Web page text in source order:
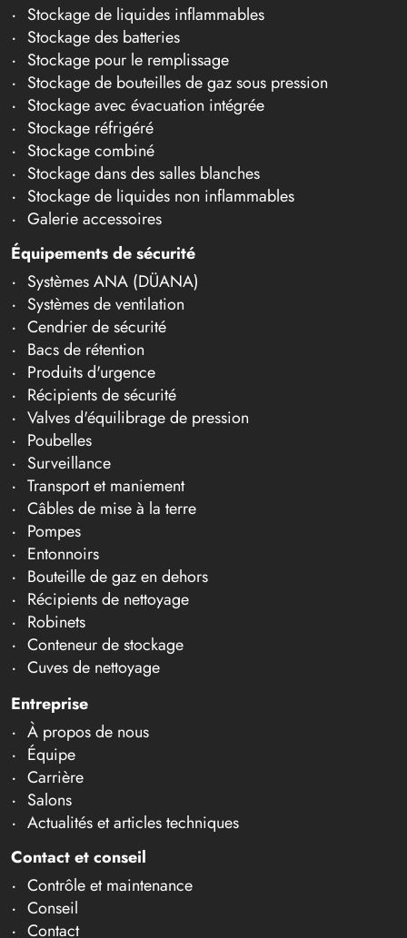
Stockage de liquides inflammables
Stockage des batteries
Stockage pour le remplissage
Stockage de bouteilles de gaz sous pression
Stockage avec évacuation intégrée
Stockage réfrigéré
Stockage combiné
Stockage dans des salles blanches
Stockage de liquides non inflammables
Galerie accessoires
Équipements de sécurité
Systèmes ANA (DÜANA)
Systèmes de ventilation
Cendrier de sécurité
Bacs de rétention
Produits d'urgence
Récipients de sécurité
Valves d'équilibrage de pression
Poubelles
Surveillance
Transport et maniement
Câbles de mise à la terre
Pompes
Entonnoirs
Bouteille de gaz en dehors
Récipients de nettoyage
Robinets
Conteneur de stockage
Cuves de nettoyage
Entreprise
À propos de nous
Équipe
Carrière
Salons
Actualités et articles techniques
Contact et conseil
Contrôle et maintenance
Conseil
Contact